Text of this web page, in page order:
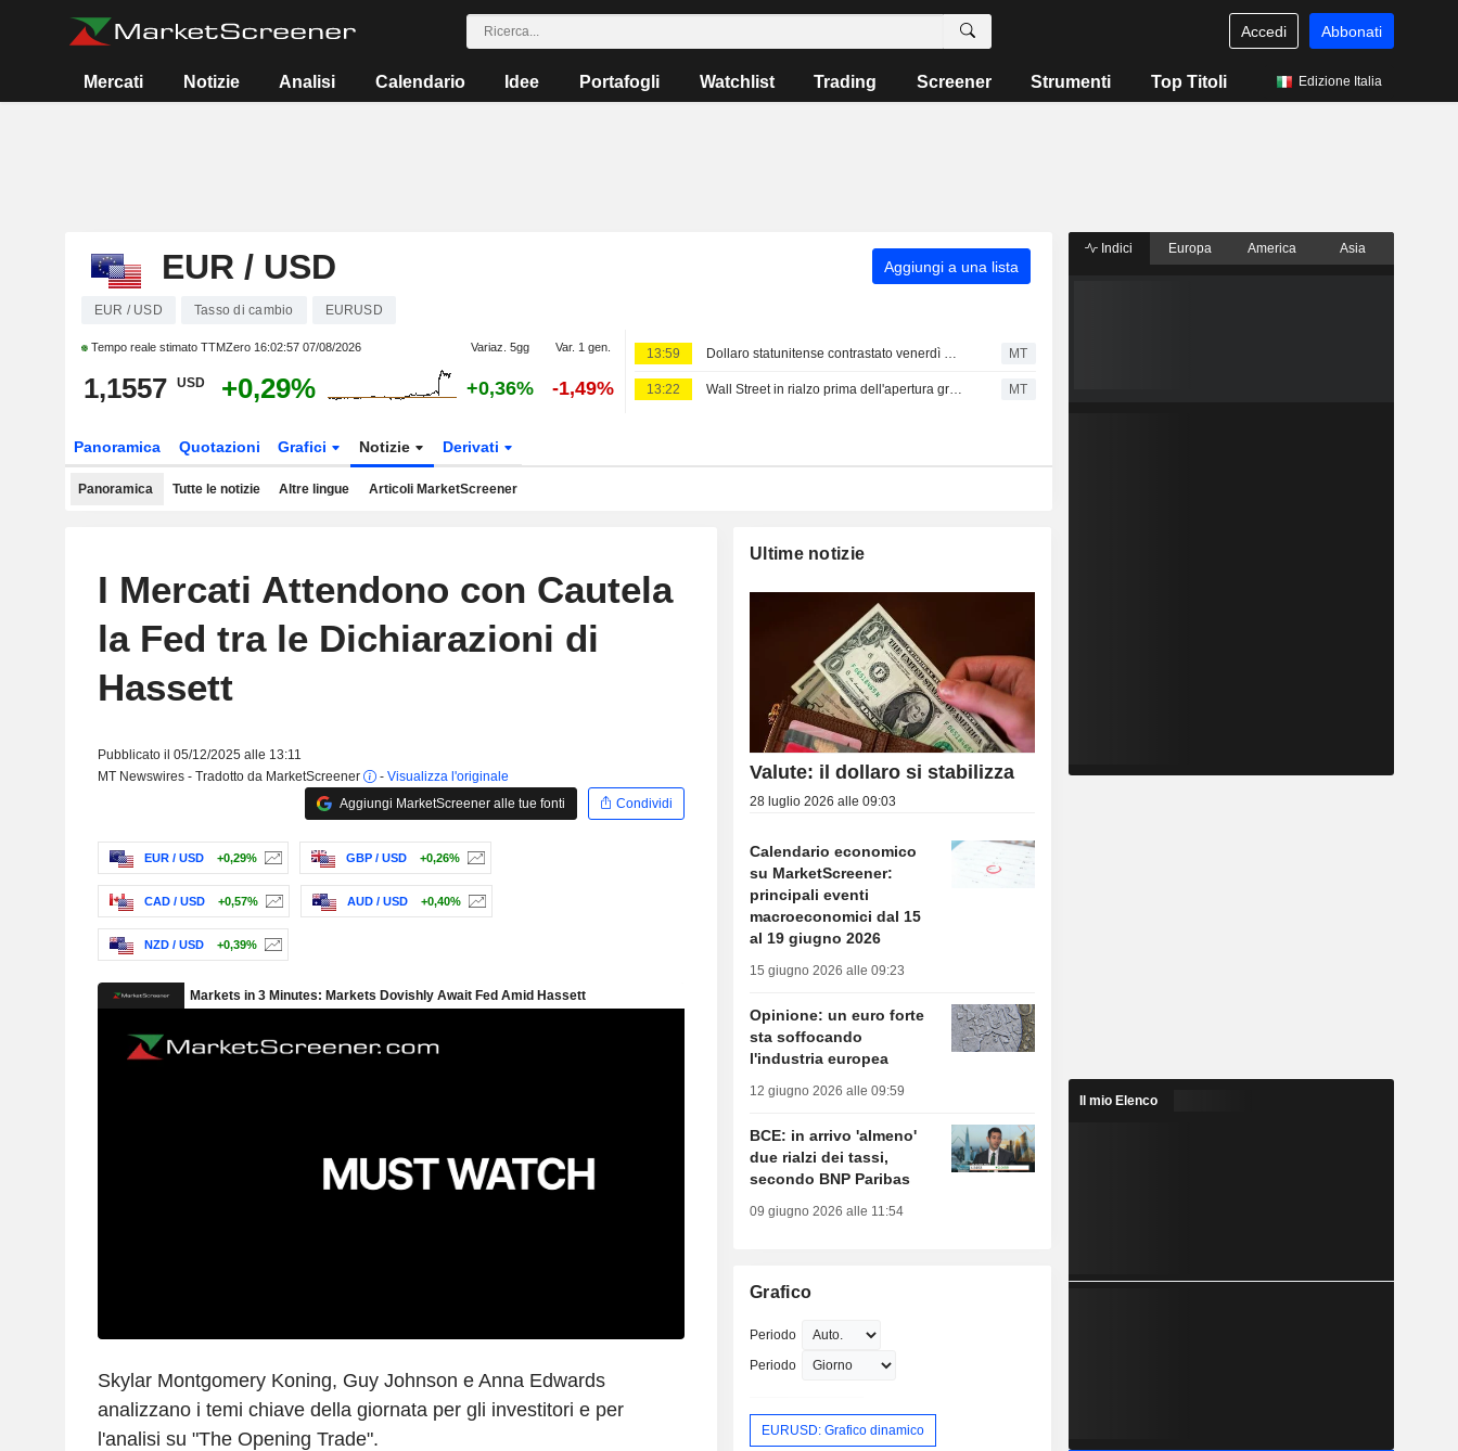
Accedi Abbonati
Mercati Notizie Analisi Calendario Idee Portafogli Watchlist Trading Screener Strumenti Top Titoli Edizione Italia
EUR / USD Aggiungi a una lista
EUR / USD Tasso di cambio EURUSD
Tempo reale stimato TTMZero 16:02:57 07/08/2026 Variaz. 5gg Var. 1 gen.
1,1557 USD +0,29% +0,36% -1,49%
13:59 Dollaro statunitense contrastato venerdì mattina in attesa dei dati sull'occupazione di luglio MT
13:22 Wall Street in rialzo prima dell'apertura grazie al Jobs Report e alle prospettive sul Golfo Persico; Asia contrastata, Europa in crescita MT
Panoramica Quotazioni Grafici Notizie Derivati
Panoramica Tutte le notizie Altre lingue Articoli MarketScreener
I Mercati Attendono con Cautela
la Fed tra le Dichiarazioni di
Hassett
Pubblicato il 05/12/2025 alle 13:11
MT Newswires - Tradotto da MarketScreener
- Visualizza l'originale
Aggiungi MarketScreener alle tue fonti
Condividi
EUR / USD +0,29% GBP / USD +0,26%
CAD / USD +0,57% AUD / USD +0,40%
NZD / USD +0,39%
Skylar Montgomery Koning, Guy Johnson e Anna Edwards
analizzano i temi chiave della giornata per gli investitori e per
l'analisi su "The Opening Trade".
Ultime notizie
Valute: il dollaro si stabilizza
28 luglio 2026 alle 09:03
Calendario economico
su MarketScreener:
principali eventi
macroeconomici dal 15
al 19 giugno 2026
15 giugno 2026 alle 09:23
Opinione: un euro forte
sta soffocando
l'industria europea
12 giugno 2026 alle 09:59
BCE: in arrivo 'almeno'
due rialzi dei tassi,
secondo BNP Paribas
09 giugno 2026 alle 11:54
Grafico
Periodo
Periodo
EURUSD: Grafico dinamico
Indici Europa America Asia
Il mio Elenco